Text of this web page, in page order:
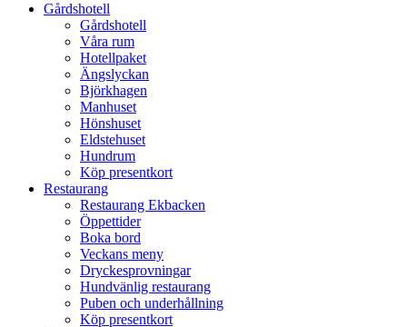
Gårdshotell
Gårdshotell
Våra rum
Hotellpaket
Ängslyckan
Björkhagen
Manhuset
Hönshuset
Eldstehuset
Hundrum
Köp presentkort
Restaurang
Restaurang Ekbacken
Öppettider
Boka bord
Veckans meny
Dryckesprovningar
Hundvänlig restaurang
Puben och underhållning
Köp presentkort